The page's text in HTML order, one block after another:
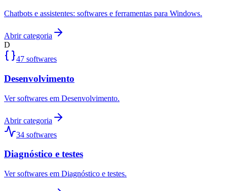
Chatbots e assistentes: softwares e ferramentas para Windows.
Abrir categoria
D
47 softwares
Desenvolvimento
Ver softwares em Desenvolvimento.
Abrir categoria
34 softwares
Diagnóstico e testes
Ver softwares em Diagnóstico e testes.